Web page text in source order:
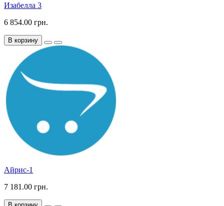
Изабелла 3
6 854.00 грн.
В корзину
Айрис-1
7 181.00 грн.